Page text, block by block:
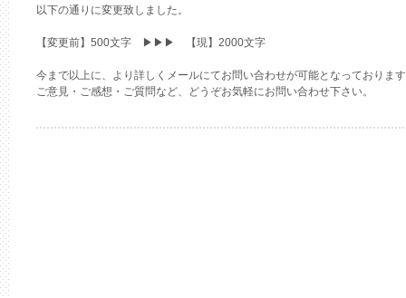
以下の通りに変更致しました。
【変更前】500文字 ▶▶▶ 【現】2000文字
今まで以上に、より詳しくメールにてお問い合わせが可能となっておりま
ご意見・ご感想・ご質問など、どうぞお気軽にお問い合わせ下さい。